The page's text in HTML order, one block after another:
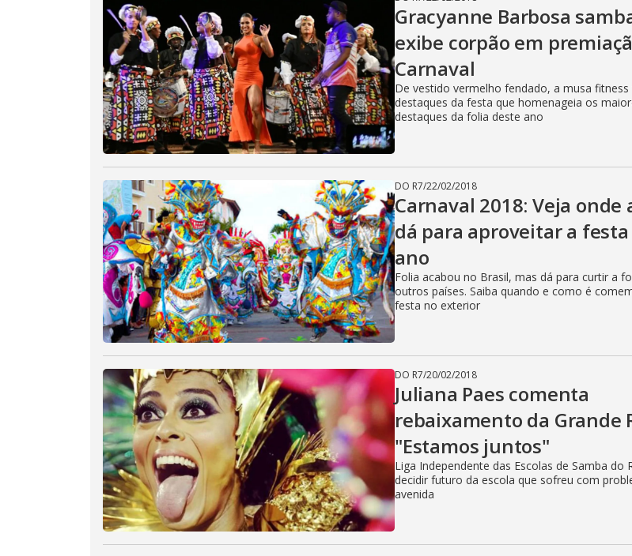
Gracyanne Barbosa
exibe corpão em
Carnaval
De vestido vermelho fendado, a musa
destaques da festa que homenageia os
destaques da folia deste ano
DO R7/22/02/2018
Carnaval 2018: Veja onde
dá para aproveitar a
ano
Folia acabou no Brasil, mas dá para curtir a
outros países. Saiba quando e como é
festa no exterior
DO R7/20/02/2018
Juliana Paes comenta
rebaixamento da Grande
"Estamos juntos"
Liga Independente das Escolas de Samba do
decidir futuro da escola que sofreu com
avenida